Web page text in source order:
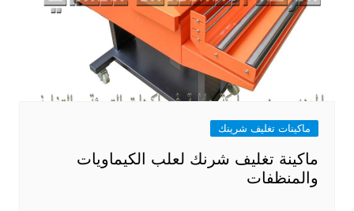
ماكينات تغليف شرينك
ماكينة تغليف شرنك لعلب الكيماويات
والمنظفات